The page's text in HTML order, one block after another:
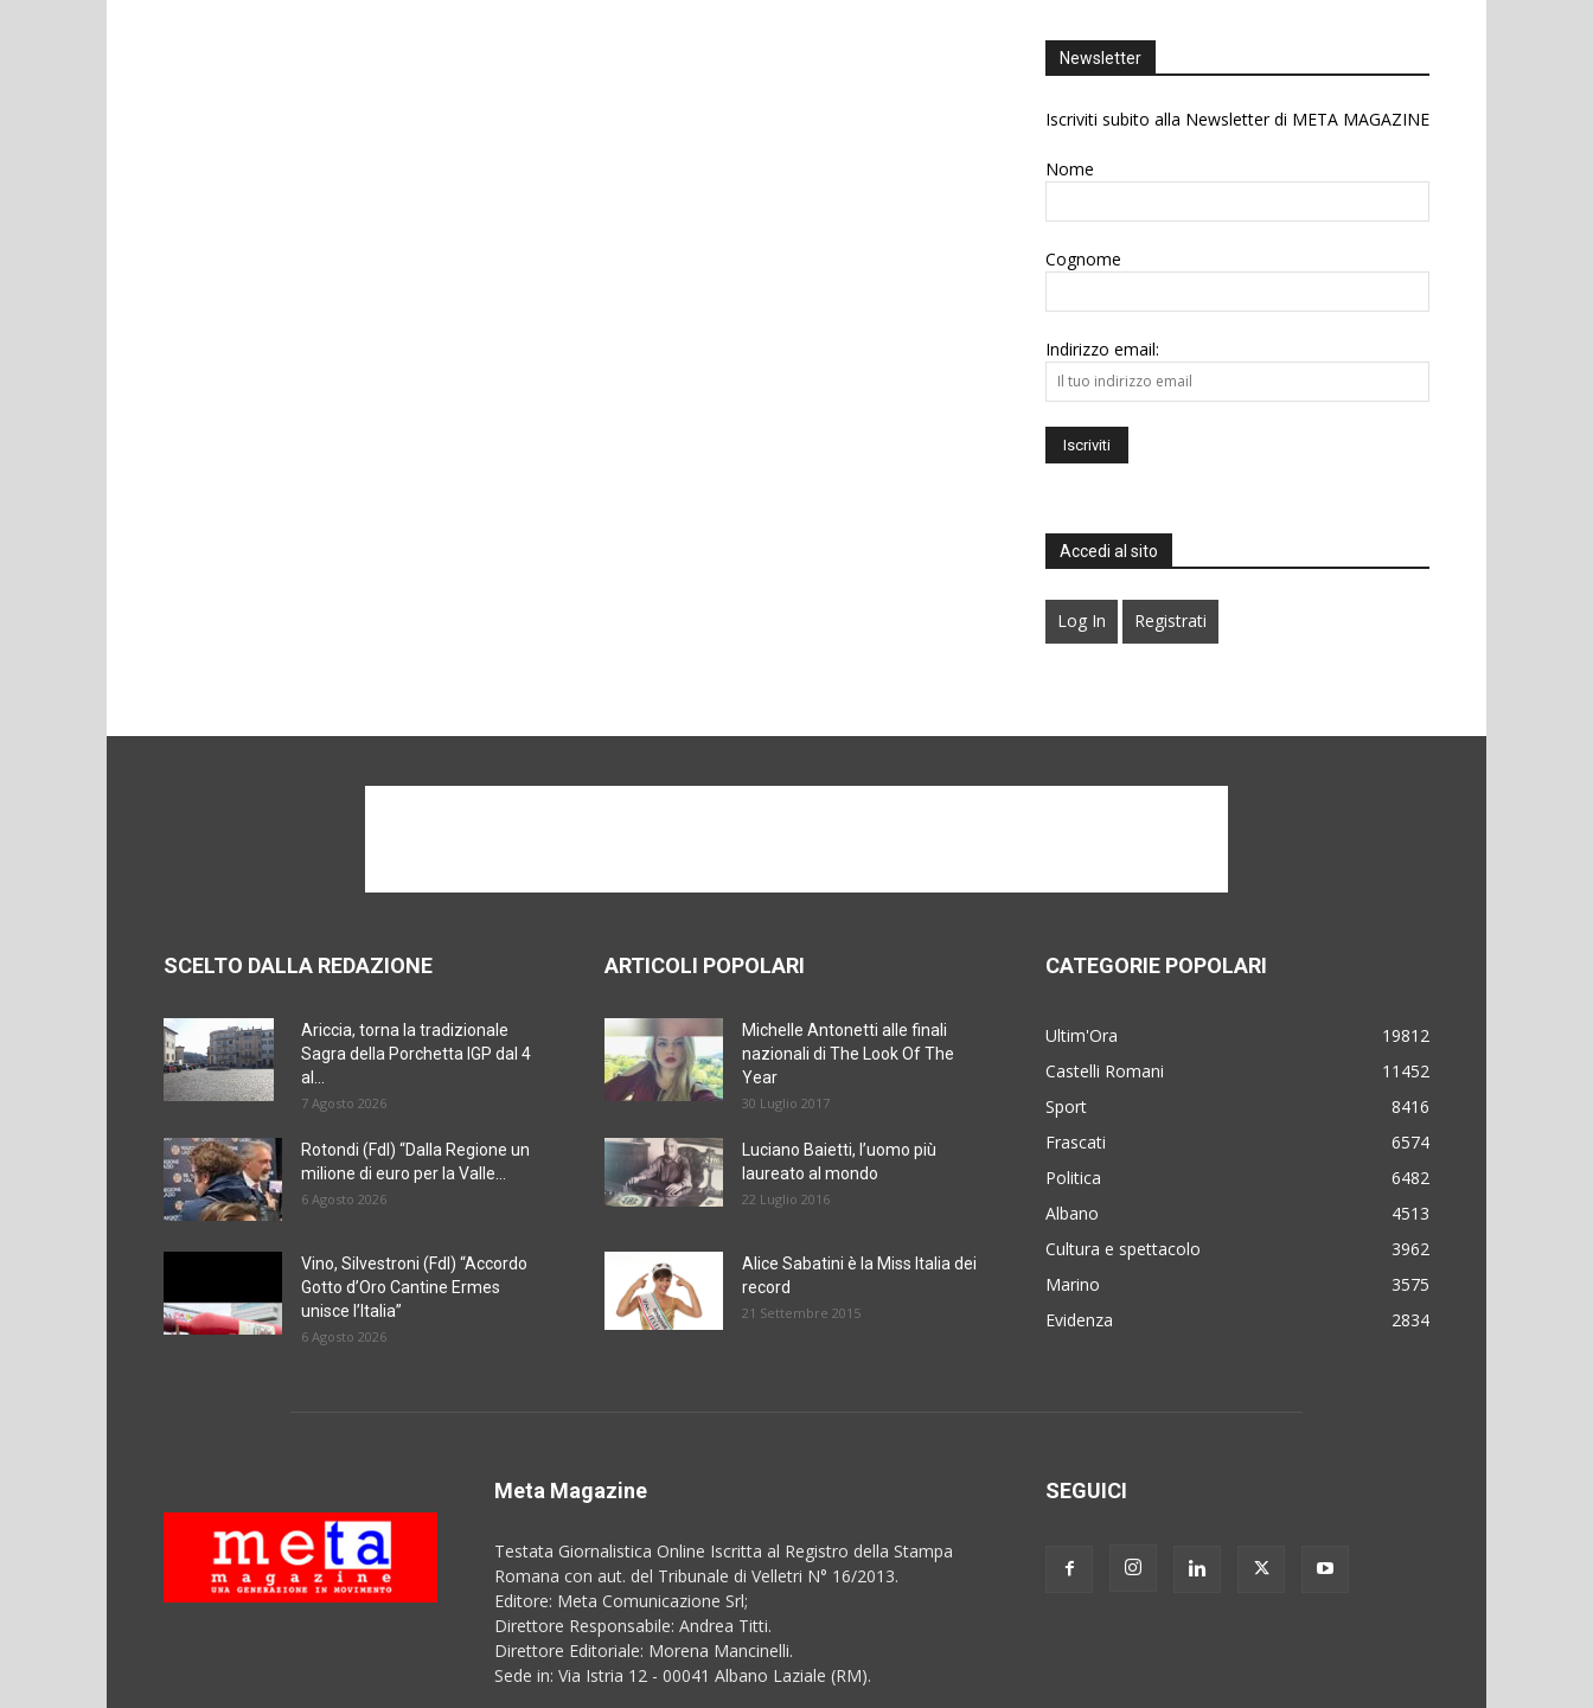
Newsletter
Iscriviti subito alla Newsletter di META MAGAZINE
Nome
Cognome
Indirizzo email:
Accedi al sito
Log In Registrati
SCELTO DALLA REDAZIONE
Ariccia, torna la tradizionale
Sagra della Porchetta IGP dal 4
al...
7 Agosto 2026
Rotondi (FdI) “Dalla Regione un
milione di euro per la Valle...
6 Agosto 2026
Vino, Silvestroni (FdI) “Accordo
Gotto d’Oro Cantine Ermes
unisce l’Italia”
6 Agosto 2026
ARTICOLI POPOLARI
Michelle Antonetti alle finali
nazionali di The Look Of The
Year
30 Luglio 2017
Luciano Baietti, l’uomo più
laureato al mondo
22 Luglio 2016
Alice Sabatini è la Miss Italia dei
record
21 Settembre 2015
CATEGORIE POPOLARI
Ultim'Ora
19812
Castelli Romani
11452
Sport
8416
Frascati
6574
Politica
6482
Albano
4513
Cultura e spettacolo
3962
Marino
3575
Evidenza
2834
Meta Magazine
Testata Giornalistica Online Iscritta al Registro della Stampa
Romana con aut. del Tribunale di Velletri N° 16/2013.
Editore: Meta Comunicazione Srl;
Direttore Responsabile: Andrea Titti.
Direttore Editoriale: Morena Mancinelli.
Sede in: Via Istria 12 - 00041 Albano Laziale (RM).
SEGUICI